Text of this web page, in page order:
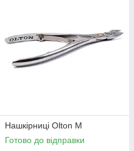
Нашкірниці Olton М
Готово до відправки